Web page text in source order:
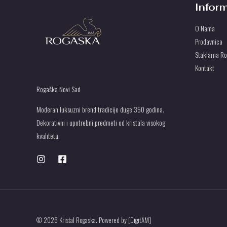
Rogaška Novi Sad
Moderan luksuzni brend tradicije duge 350 godina.
Dekorativni i upotrebni predmeti od kristala visokog
kvaliteta.
O Nama
Prodavnica
Staklarna
Kontakt
© 2026 Kristal Rogaska. Powered by [DigitAM]